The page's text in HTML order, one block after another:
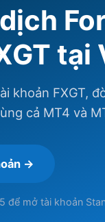
tại
khoản FXGT,
cả MT4 và
→
để mở tài khoản